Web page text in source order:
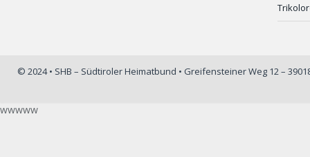
© 2024 • SHB – Südtiroler Heimatbund • Greifensteiner Weg 12 –
wwwww